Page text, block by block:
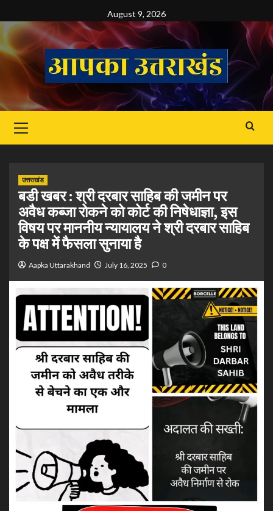
to
content
August 9, 2026
Menu
उत्तराखंड
बडी खबर : श्री दरबार साहिब की जमीन पर
अवैध कब्जा रोकने को कोर्ट की निषेधाज्ञा, इस
विषय पर माननीय न्यायालय ने श्री दरबार साहिब
के पक्ष में फैसला सुनाया है
Aapka Uttarakhand July 16, 2025 0